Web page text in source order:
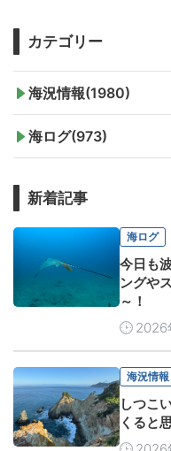
カテゴリー
海況情報(1980)
海ログ(973)
新着記事
海ログ
今日も
ングや
～！
2026
海況情報
しつこ
くると